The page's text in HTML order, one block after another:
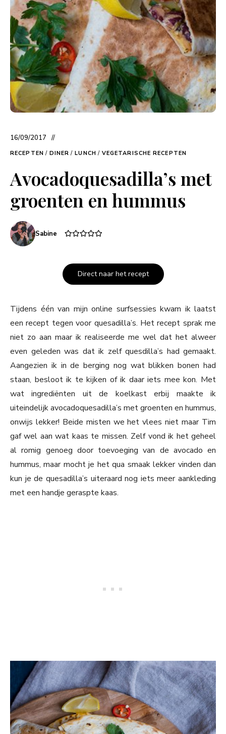
16/09/2017
RECEPTEN / DINER / LUNCH / VEGETARISCHE RECEPTEN
Avocadoquesadilla’s met
groenten en hummus
Sabine
Direct naar het recept
Tijdens één van mijn online surfsessies kwam ik laatst
een recept tegen voor quesadilla’s. Het recept sprak me
niet zo aan maar ik realiseerde me wel dat het alweer
even geleden was dat ik zelf quesdilla’s had gemaakt.
Aangezien ik in de berging nog wat blikken bonen had
staan, besloot ik te kijken of ik daar iets mee kon. Met
wat ingrediënten uit de koelkast erbij maakte ik
uiteindelijk avocadoquesadilla’s met groenten en hummus,
onwijs lekker! Beide misten we het vlees niet maar Tim
gaf wel aan wat kaas te missen. Zelf vond ik het geheel
al romig genoeg door toevoeging van de avocado en
hummus, maar mocht je het qua smaak lekker vinden dan
kun je de quesadilla’s uiteraard nog iets meer aankleding
met een handje geraspte kaas.